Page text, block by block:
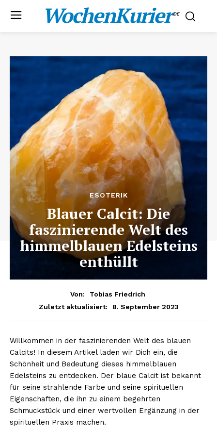
WochenKurier.DE
ESOTERIK
Blauer Calcit: Die
faszinierende Welt des
himmelblauen Edelsteins
enthüllt
Von:
Tobias Friedrich
Zuletzt aktualisiert:
8. September 2023
Willkommen in der faszinierenden Welt des blauen
Calcits! In diesem Artikel laden wir Dich ein, die
Schönheit und Bedeutung dieses himmelblauen
Edelsteins zu entdecken. Der blaue Calcit ist bekannt
für seine strahlende Farbe und seine spirituellen
Eigenschaften, die ihn zu einem begehrten
Schmuckstück und einer wertvollen Ergänzung in der
spirituellen Praxis machen.